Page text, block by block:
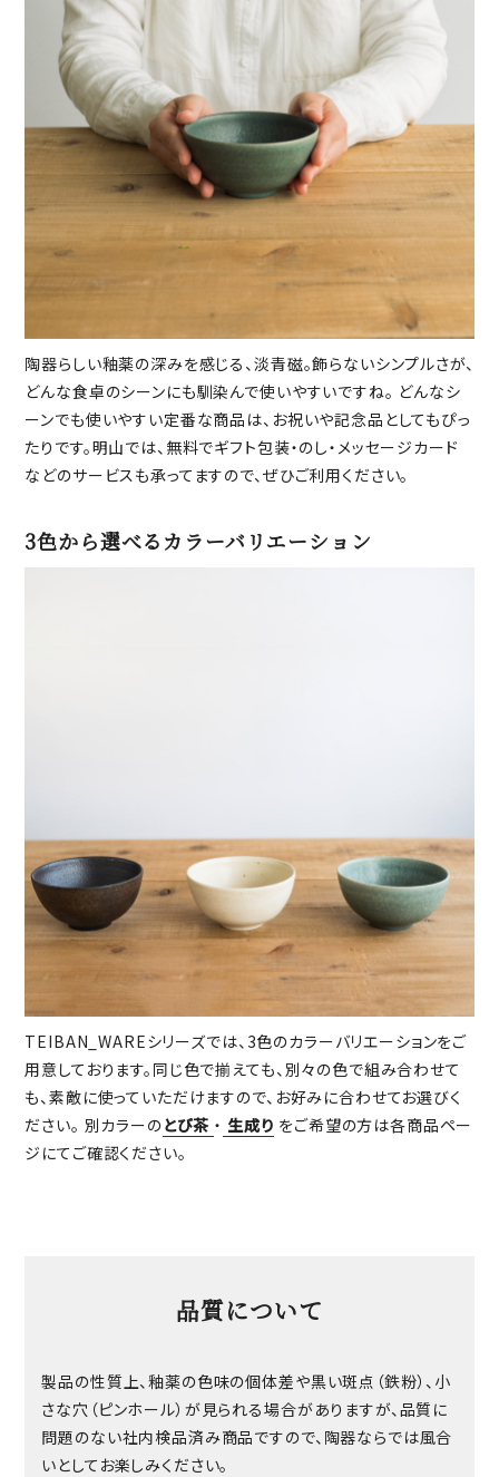
陶器らしい釉薬の深みを感じる、淡青磁。飾らないシンプルさが、
どんな食卓のシーンにも馴染んで使いやすいですね。 どんなシ
ーンでも使いやすい定番な商品は、お祝いや記念品としてもぴっ
たりです。明山では、無料でギフト包装・のし・メッセージカード
などのサービスも承ってますので、ぜひご利用ください。
3色から選べるカラーバリエーション
TEIBAN_WAREシリーズでは、3色のカラーバリエーションをご
用意しております。同じ色で揃えても、別々の色で組み合わせて
も、素敵に使っていただけますので、お好みに合わせてお選びく
ださい。 別カラーのとび茶 ・ 生成り をご希望の方は各商品ペー
ジにてご確認ください。
品質について
製品の性質上、釉薬の色味の個体差や黒い斑点（鉄粉）、小
さな穴（ピンホール）が見られる場合がありますが、品質に
問題のない社内検品済み商品ですので、陶器ならでは風合
いとしてお楽しみください。